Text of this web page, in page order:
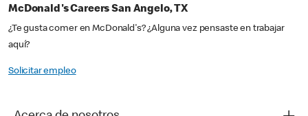
McDonald's Careers San Angelo, TX
¿Te gusta comer en McDonald's? ¿Alguna vez pensaste en trabajar
aquí?
Solicitar empleo